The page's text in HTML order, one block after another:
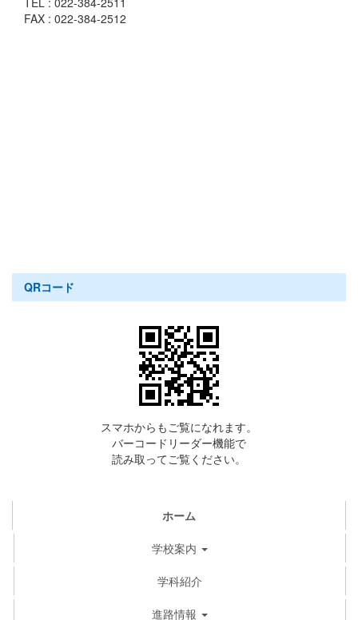
FAX : 022-384-2512
QRコード
スマホからもご覧になれます。
バーコードリーダー機能で
読み取ってご覧ください。
ホーム
学校案内
学科紹介
進路情報